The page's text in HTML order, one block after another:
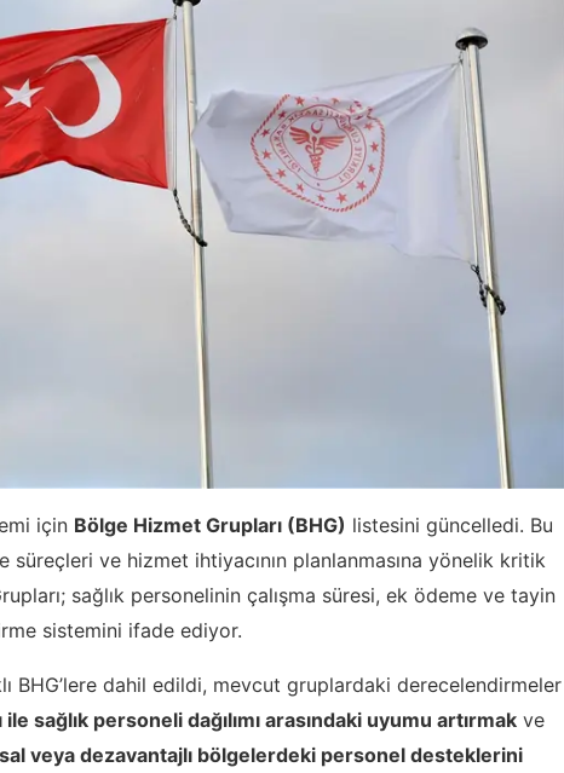
için Bölge Hizmet Grupları (BHG) listesini güncelledi. Bu
ve hizmet ihtiyacının planlanmasına yönelik kritik
sağlık personelinin çalışma süresi, ek ödeme ve tayin
sistemini ifade ediyor.
BHG’lere dahil edildi, mevcut gruplardaki derecelendirmeler
sağlık personeli dağılımı arasındaki uyumu artırmak ve
veya dezavantajlı bölgelerdeki personel desteklerini